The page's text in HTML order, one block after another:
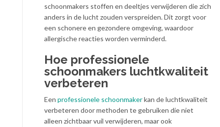
schoonmakers stoffen en deeltjes verwijderen die zich
anders in de lucht zouden verspreiden. Dit zorgt voor
een schonere en gezondere omgeving, waardoor
allergische reacties worden verminderd.
Hoe professionele
schoonmakers luchtkwaliteit
verbeteren
Een professionele schoonmakerkan de luchtkwaliteit
verbeteren door methoden te gebruiken die niet
alleen zichtbaar vuil verwijderen, maar ook